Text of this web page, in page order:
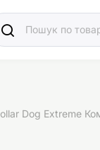
Dog Extreme